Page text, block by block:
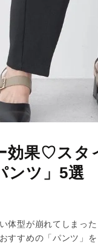
効果♡スタ
ンツ」5選
体型が崩れてしまっ
すすめの「パンツ」を